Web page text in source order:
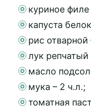
куриное филе
капуста
рис отварной
лук репчатый
масло
мука – 2 ч.л.;
томатная